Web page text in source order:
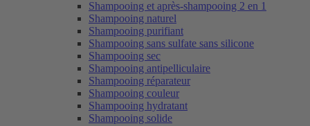
Shampooing et après-shampooing 2 en 1
Shampooing naturel
Shampooing purifiant
Shampooing sans sulfate sans silicone
Shampooing sec
Shampooing antipelliculaire
Shampooing réparateur
Shampooing couleur
Shampooing hydratant
Shampooing solide